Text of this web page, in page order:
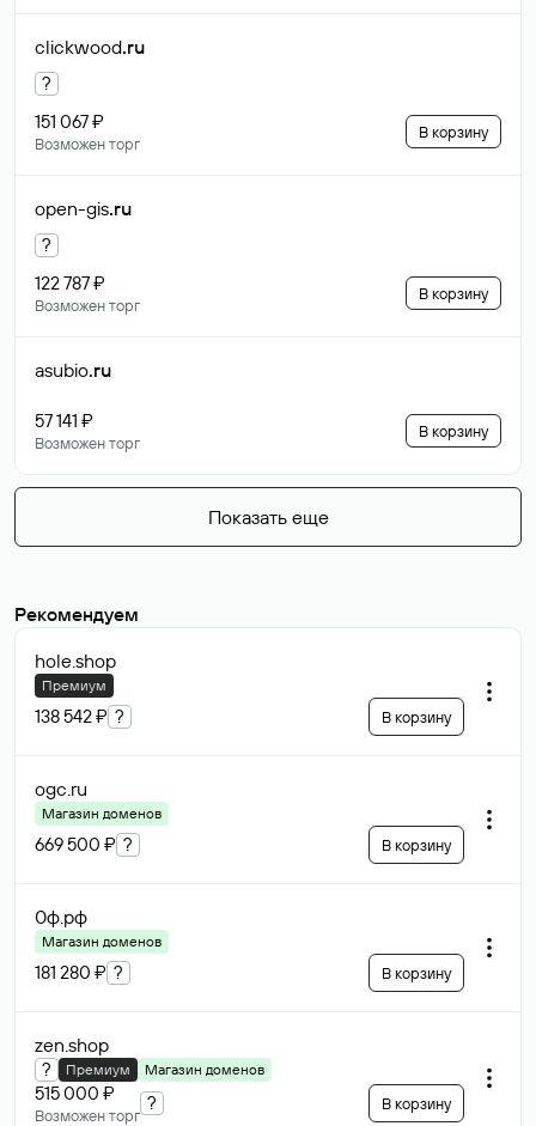
clickwood.ru
?
151 067 ₽
Возможен торг
В корзину
open-gis.ru
?
122 787 ₽
Возможен торг
В корзину
asubio.ru
57 141 ₽
Возможен торг
В корзину
Показать еще
Рекомендуем
hole.shop
Премиум
138 542 ₽ ? В корзину
ogc.ru
Магазин доменов
669 500 ₽ ? В корзину
0ф.рф
Магазин доменов
181 280 ₽ ? В корзину
zen.shop
? Премиум Магазин доменов
515 000 ₽
Возможен торг
? В корзину